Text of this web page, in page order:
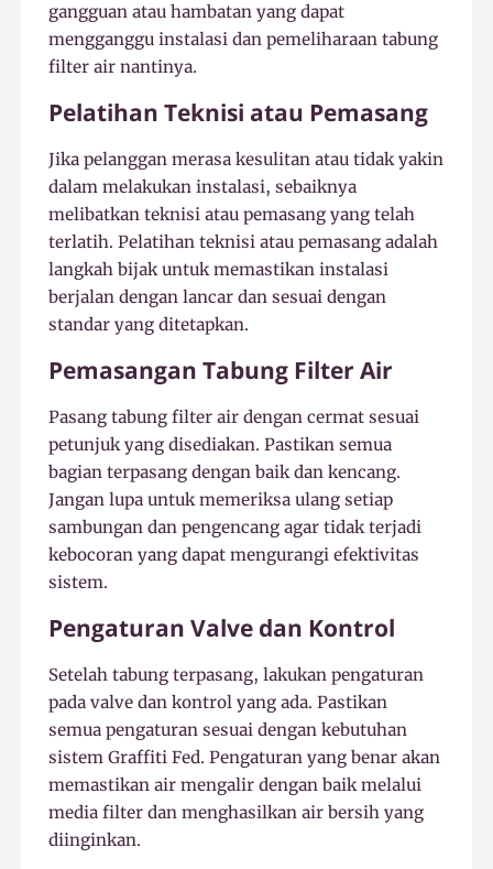
gangguan atau hambatan yang dapat
mengganggu instalasi dan pemeliharaan tabung
filter air nantinya.
Pelatihan Teknisi atau Pemasang
Jika pelanggan merasa kesulitan atau tidak yakin
dalam melakukan instalasi, sebaiknya
melibatkan teknisi atau pemasang yang telah
terlatih. Pelatihan teknisi atau pemasang adalah
langkah bijak untuk memastikan instalasi
berjalan dengan lancar dan sesuai dengan
standar yang ditetapkan.
Pemasangan Tabung Filter Air
Pasang tabung filter air dengan cermat sesuai
petunjuk yang disediakan. Pastikan semua
bagian terpasang dengan baik dan kencang.
Jangan lupa untuk memeriksa ulang setiap
sambungan dan pengencang agar tidak terjadi
kebocoran yang dapat mengurangi efektivitas
sistem.
Pengaturan Valve dan Kontrol
Setelah tabung terpasang, lakukan pengaturan
pada valve dan kontrol yang ada. Pastikan
semua pengaturan sesuai dengan kebutuhan
sistem Graffiti Fed. Pengaturan yang benar akan
memastikan air mengalir dengan baik melalui
media filter dan menghasilkan air bersih yang
diinginkan.